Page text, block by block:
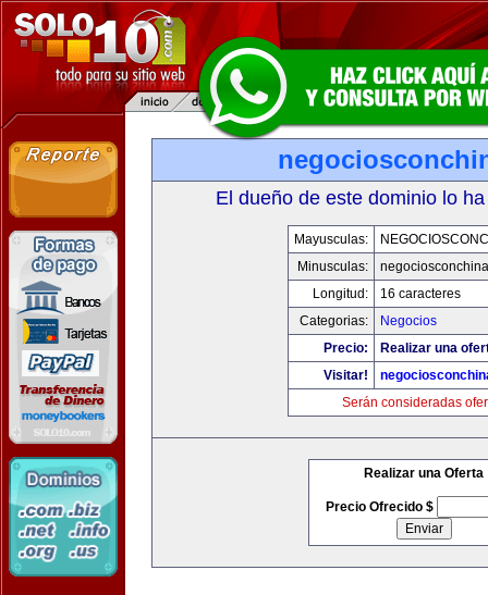
El dueño de este dominio lo
Mayusculas:
Minusculas:
Longitud:
16 caracteres
Categorias:
Negocios
Precio:
Realizar una
Visitar!
Serán consideradas
Realizar una Oferta
Precio Ofrecido $